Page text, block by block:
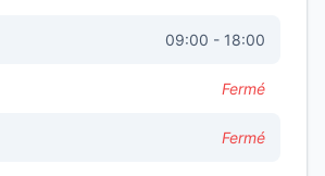
09:00 - 18:00
Fermé
Fermé